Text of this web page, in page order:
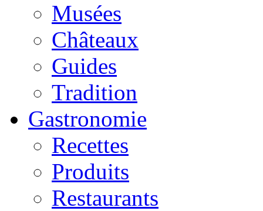
Musées
Châteaux
Guides
Tradition
Gastronomie
Recettes
Produits
Restaurants